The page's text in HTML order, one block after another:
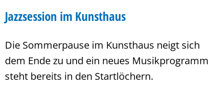
Jazzsession im Kunsthaus
Die Sommerpause im Kunsthaus neigt sich
dem Ende zu und ein neues Musikprogramm
steht bereits in den Startlöchern.